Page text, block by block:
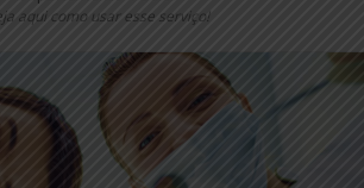
aqui como usar esse serviço!